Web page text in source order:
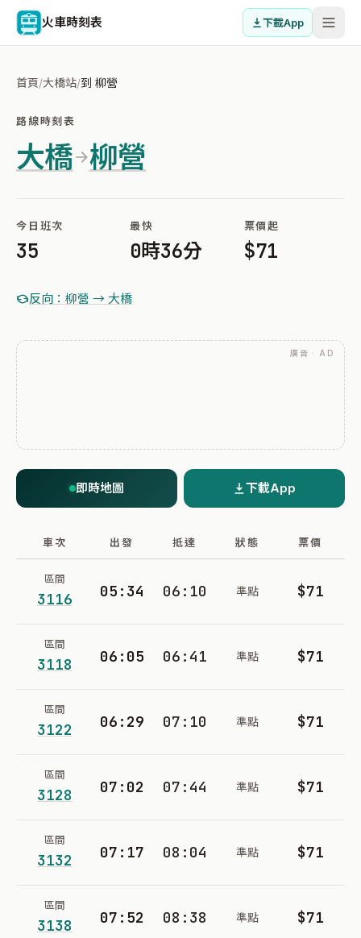
火車時刻表 下載App
首頁/大橋站/到 柳營
路線時刻表
大橋 柳營
今日班次
35
最快
0時36分
票價起
$71
反向：柳營 → 大橋
廣告 · AD
即時地圖 下載App
車次 出發 抵達 狀態 票價
區間
3116 05:34 06:10 準點 $71
區間
3118 06:05 06:41 準點 $71
區間
3122 06:29 07:10 準點 $71
區間
3128 07:02 07:44 準點 $71
區間
3132 07:17 08:04 準點 $71
區間
3138 07:52 08:38 準點 $71